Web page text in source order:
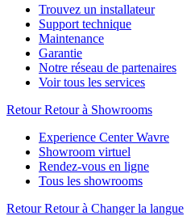
Trouvez un installateur
Support technique
Maintenance
Garantie
Notre réseau de partenaires
Voir tous les services
Retour Retour à Showrooms
Experience Center Wavre
Showroom virtuel
Rendez-vous en ligne
Tous les showrooms
Retour Retour à Changer la langue